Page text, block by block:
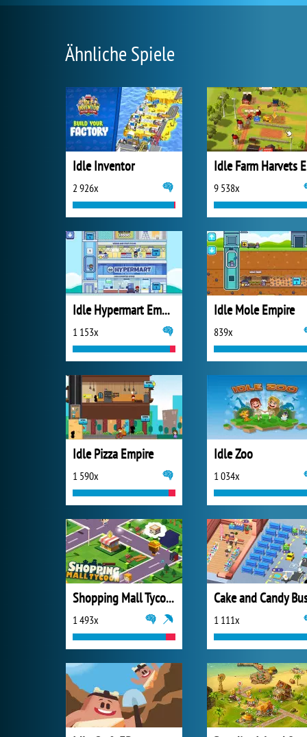
Ähnliche Spiele
Idle Inventor
2 926x 9 538x
Idle Hypermart Empire
1 153x
Idle Mole Empire
839x
Idle Pizza Empire
1 590x
Idle Zoo
1 034x
Shopping Mall Tycoon
1 493x 1 111x